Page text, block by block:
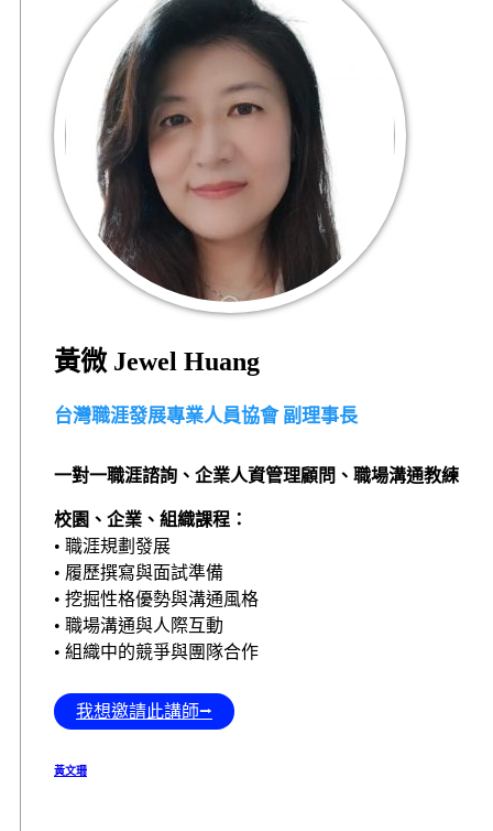
黃微 Jewel Huang
台灣職涯發展專業人員協會 副理事長
一對一職涯諮詢、企業人資管理顧問、職場溝通教練
校園、企業、組織課程：
• 職涯規劃發展
• 履歷撰寫與面試準備
• 挖掘性格優勢與溝通風格
• 職場溝通與人際互動
• 組織中的競爭與團隊合作
我想邀請此講師⭢
黃文珊